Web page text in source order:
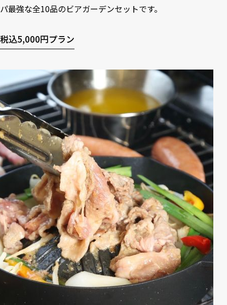
パ最強な全10品のビアガーデンセットです。
税込5,000円プラン